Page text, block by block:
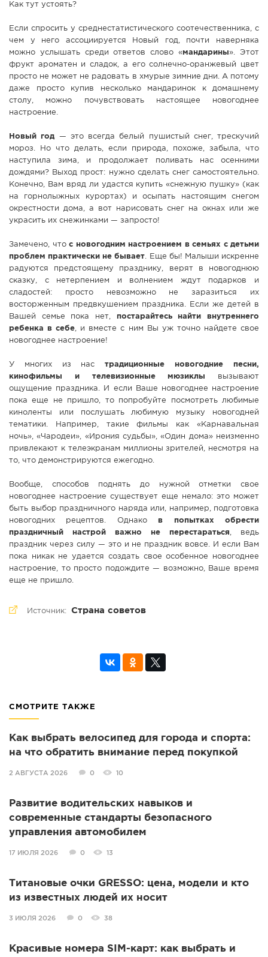
Как тут устоять?
Если спросить у среднестатистического соотечественника, с
чем у него ассоциируется Новый год, почти наверняка
можно услышать среди ответов слово «мандарины». Этот
фрукт ароматен и сладок, а его солнечно-оранжевый цвет
просто не может не радовать в хмурые зимние дни. А потому
даже просто купив несколько мандаринок к домашнему
столу, можно почувствовать настоящее новогоднее
настроение.
Новый год — это всегда белый пушистый снег, трескучий
мороз. Но что делать, если природа, похоже, забыла, что
наступила зима, и продолжает поливать нас осенними
дождями? Выход прост: нужно сделать снег самостоятельно.
Конечно, Вам вряд ли удастся купить «снежную пушку» (как
на горнолыжных курортах) и осыпать настоящим снегом
окрестности дома, а вот нарисовать снег на окнах или же
украсить их снежинками — запросто!
Замечено, что с новогодним настроением в семьях с детьми
проблем практически не бывает. Еще бы! Малыши искренне
радуются предстоящему празднику, верят в новогоднюю
сказку, с нетерпением и волнением ждут подарков и
сладостей: просто невозможно не заразиться их
восторженным предвкушением праздника. Если же детей в
Вашей семье пока нет,
постарайтесь найти внутреннего
ребенка в себе, и вместе с ним Вы уж точно найдете свое
новогоднее настроение!
У многих из настрадиционные новогодние песни,
кинофильмы и телевизионные мюзиклы
вызывают
ощущение праздника. И если Ваше новогоднее настроение
пока еще не пришло, то попробуйте посмотреть любимые
киноленты или послушать любимую музыку новогодней
тематики. Например, такие фильмы как «Карнавальная
ночь», «Чародеи», «Ирония судьбы», «Один дома» неизменно
привлекают к телеэкранам миллионы зрителей, несмотря на
то, что демонстрируются ежегодно.
Вообще, способов поднять до нужной отметки свое
новогоднее настроение существует еще немало: это может
быть выбор праздничного наряда или, например, подготовка
новогодних рецептов. Однако в попытках обрести
праздничный настрой важно не перестараться, ведь
праздник через силу — это и не праздник вовсе. И если Вам
пока никак не удается создать свое особенное новогоднее
настроение, то просто подождите — возможно, Ваше время
еще не пришло.
Источник: Страна советов
СМОТРИТЕ ТАКЖЕ
Как выбрать велосипед для города и спорта:
на что обратить внимание перед покупкой
2 АВГУСТА 2026 0 10
Развитие водительских навыков и
современные стандарты безопасного
управления автомобилем
17 ИЮЛЯ 2026 0 13
Титановые очки GRESSO: цена, модели и кто
из известных людей их носит
3 ИЮЛЯ 2026 0 38
Красивые номера SIM-карт: как выбрать и